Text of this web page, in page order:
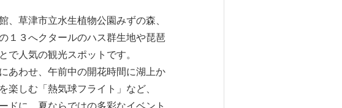
草津市立水生植物公園みずの森、
１３へクタールのハス群生地や琵琶
で人気の観光スポットです。
あわせ、午前中の開花時間に湖上か
楽しむ「熱気球フライト」など、
ドに、夏ならではの多彩なイベント